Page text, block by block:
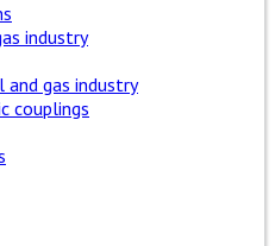
industry
gas industry
couplings